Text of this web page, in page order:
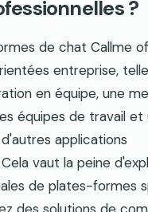
?
de chat Callme
entreprise,
en équipe, une
équipes de travail et
applications
vaut la peine
de plates-formes